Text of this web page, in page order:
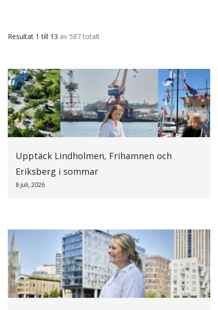
Resultat 1 till 13 av 587 totalt
Upptäck Lindholmen, Frihamnen och
Eriksberg i sommar
8 juli, 2026